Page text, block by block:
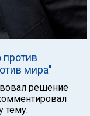
против
мира"
решение
тему.